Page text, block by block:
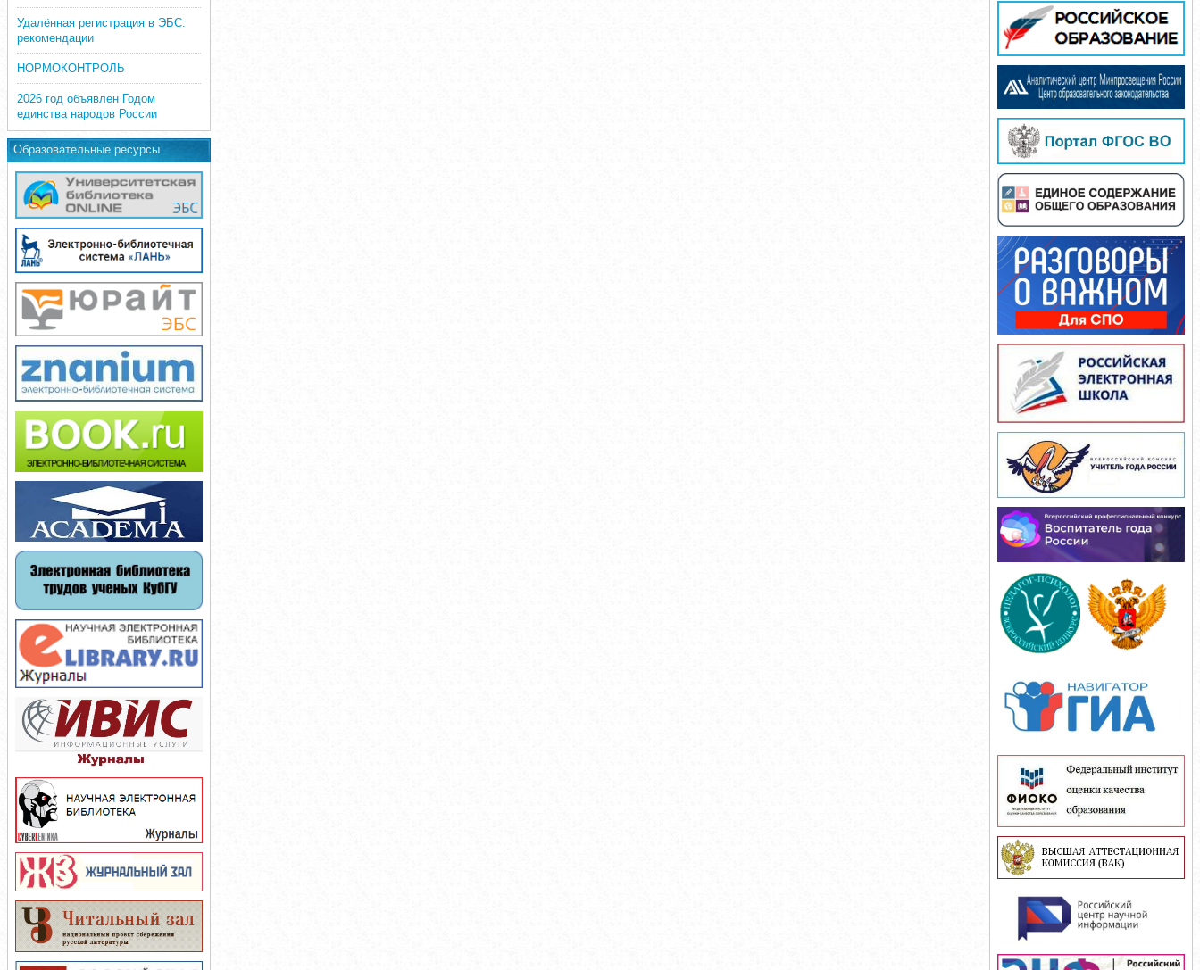
Удалённая регистрация в ЭБС:
рекомендации
НОРМОКОНТРОЛЬ
2026 год объявлен Годом
единства народов России
Образовательные ресурсы